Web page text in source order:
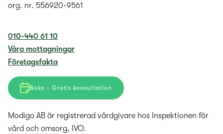
org. nr. 556920-9561
010-440 61 10
Våra mottagningar
Företagsfakta
Boka - Gratis konsultation
Modigo AB är registrerad vårdgivare hos Inspektionen för
vård och omsorg, IVO.